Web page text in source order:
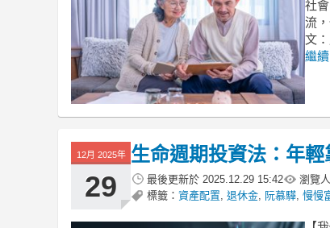
社
流
文
繼
12月 2025年
29
生命週期投資法：年
最後更新於 2025.12.29 15:42 瀏覽
標籤： 資產配置 退休金 阮慕驊 慢慢